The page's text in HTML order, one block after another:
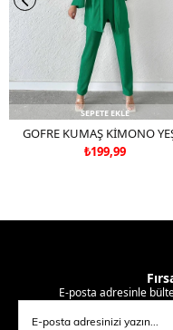
SEPETE EKLE
GOFRE KUMAŞ KİMONO
₺199,99
E-posta adresinle